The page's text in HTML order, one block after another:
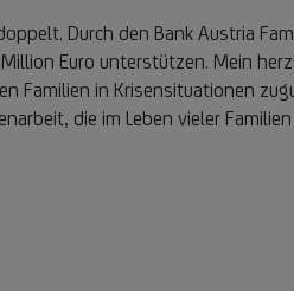
Durch den Bank Austria
Euro unterstützen. Mein
Familien in Krisensituationen
die im Leben vieler